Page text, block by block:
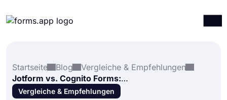
Integrationen
Vorlagen
Startseite
Blog
Vergleiche & Empfehlungen
Jotform vs. Cognito Forms: Welches ist überlegen?
Vergleiche & Empfehlungen